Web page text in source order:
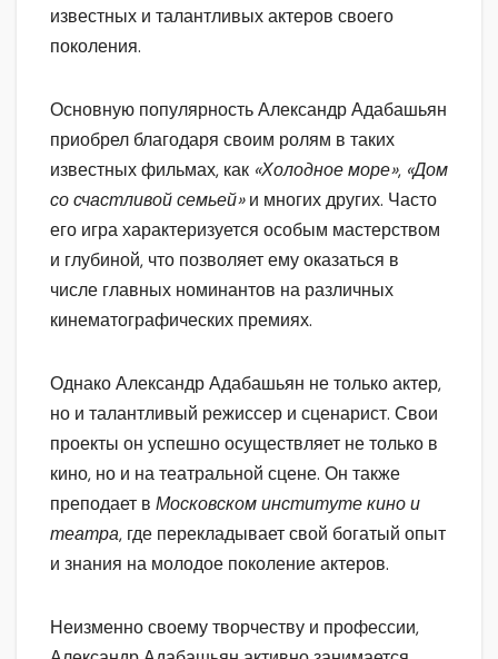
известных и талантливых актеров своего
поколения.
Основную популярность Александр Адабашьян
приобрел благодаря своим ролям в таких
известных фильмах, как «Холодное море», «Дом
со счастливой семьей»и многих других. Часто
его игра характеризуется особым мастерством
и глубиной, что позволяет ему оказаться в
числе главных номинантов на различных
кинематографических премиях.
Однако Александр Адабашьян не только актер,
но и талантливый режиссер и сценарист. Свои
проекты он успешно осуществляет не только в
кино, но и на театральной сцене. Он также
преподает в Московском институте кино и
театра, где перекладывает свой богатый опыт
и знания на молодое поколение актеров.
Неизменно своему творчеству и профессии,